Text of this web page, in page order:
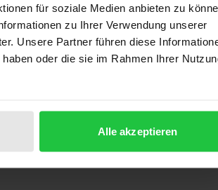
für soziale Medien anbieten zu
zu Ihrer Verwendung unserer
Unsere Partner führen diese
oder die sie im Rahmen Ihrer
Alle akzeptieren